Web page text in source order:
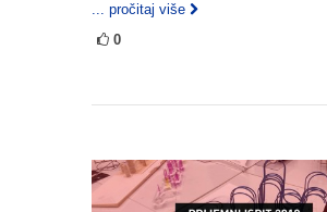
... pročitaj više
0